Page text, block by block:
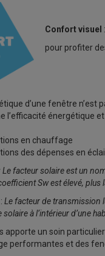
Confort visuel :
pour profiter
d’une fenêtre
l’efficacité énergétique
en chauffage
des dépenses en
Le facteur solaire est un
Sw est élevé, plus
: Le facteur de transmission
solaire à l’intérieur d’une
apporte un soin
performantes et des